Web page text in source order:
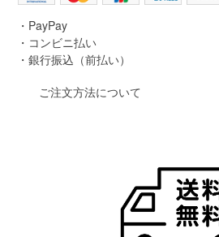
・PayPay
・コンビニ払い
・銀行振込（前払い）
ご注文方法について